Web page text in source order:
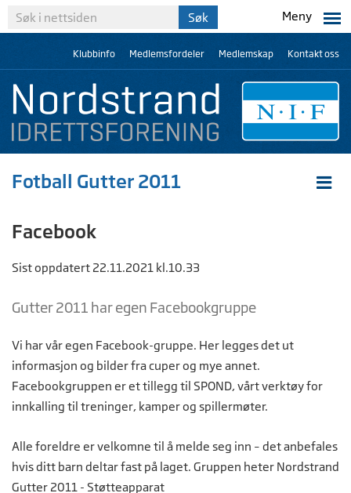
Meny
Klubbinfo Medlemsfordeler Medlemskap Kontakt oss
Fotball Gutter 2011
Facebook
Sist oppdatert 22.11.2021 kl.10.33
Gutter 2011 har egen Facebookgruppe
Vi har vår egen Facebook-gruppe. Her legges det ut
informasjon og bilder fra cuper og mye annet.
Facebookgruppen er et tillegg til SPOND, vårt verktøy for
innkalling til treninger, kamper og spillermøter.
Alle foreldre er velkomne til å melde seg inn – det anbefales
hvis ditt barn deltar fast på laget. Gruppen heter Nordstrand
Gutter 2011 - Støtteapparat